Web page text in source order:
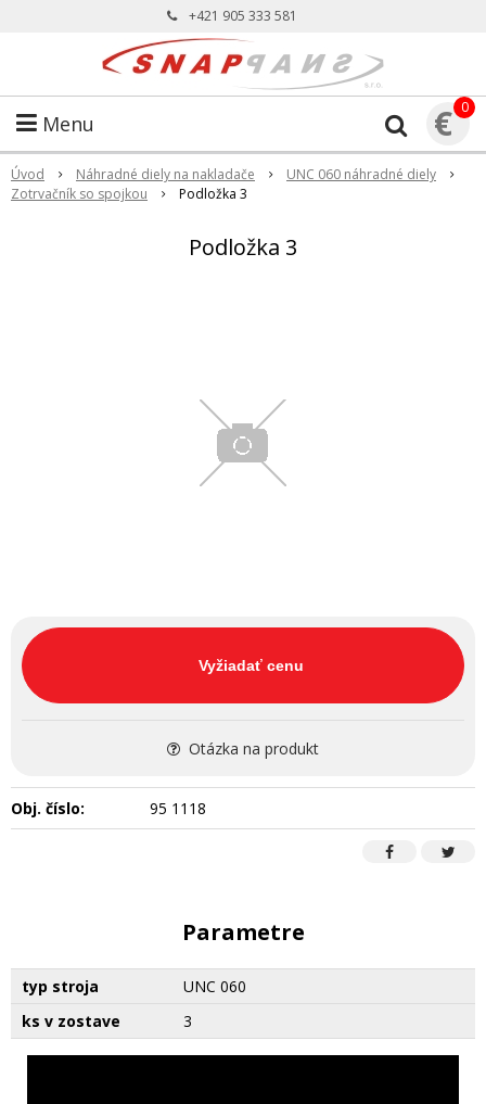
+421 905 333 581
Menu € 0
Úvod Náhradné diely na nakladače
UNC 060 náhradné diely
Zotrvačník so spojkou
Podložka 3
Podložka 3
Vyžiadať cenu
Otázka na produkt
Obj. číslo: 95 1118
Parametre
typ stroja
UNC 060
ks v zostave
3